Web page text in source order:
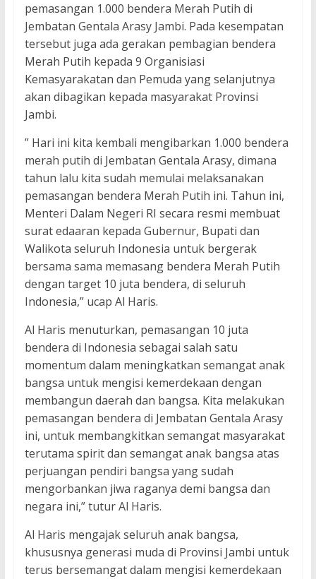
pemasangan 1.000 bendera Merah Putih di
Jembatan Gentala Arasy Jambi. Pada kesempatan
tersebut juga ada gerakan pembagian bendera
Merah Putih kepada 9 Organisiasi
Kemasyarakatan dan Pemuda yang selanjutnya
akan dibagikan kepada masyarakat Provinsi
Jambi.
” Hari ini kita kembali mengibarkan 1.000 bendera
merah putih di Jembatan Gentala Arasy, dimana
tahun lalu kita sudah memulai melaksanakan
pemasangan bendera Merah Putih ini. Tahun ini,
Menteri Dalam Negeri RI secara resmi membuat
surat edaaran kepada Gubernur, Bupati dan
Walikota seluruh Indonesia untuk bergerak
bersama sama memasang bendera Merah Putih
dengan target 10 juta bendera, di seluruh
Indonesia,” ucap Al Haris.
Al Haris menuturkan, pemasangan 10 juta
bendera di Indonesia sebagai salah satu
momentum dalam meningkatkan semangat anak
bangsa untuk mengisi kemerdekaan dengan
membangun daerah dan bangsa. Kita melakukan
pemasangan bendera di Jembatan Gentala Arasy
ini, untuk membangkitkan semangat masyarakat
terutama spirit dan semangat anak bangsa atas
perjuangan pendiri bangsa yang sudah
mengorbankan jiwa raganya demi bangsa dan
negara ini,” tutur Al Haris.
Al Haris mengajak seluruh anak bangsa,
khususnya generasi muda di Provinsi Jambi untuk
terus bersemangat dalam mengisi kemerdekaan